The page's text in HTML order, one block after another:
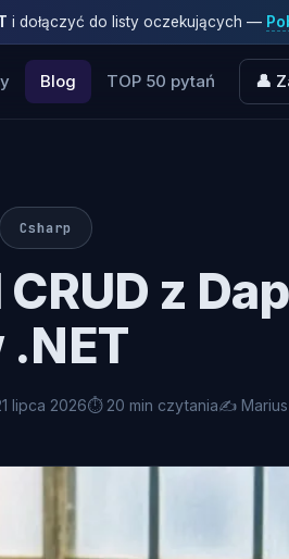
i dołączyć do listy oczekujących —
Blog TOP 50 pytań 👤
Csharp
z
.NET
lipca 2026⏱ 20 min czytania✍️